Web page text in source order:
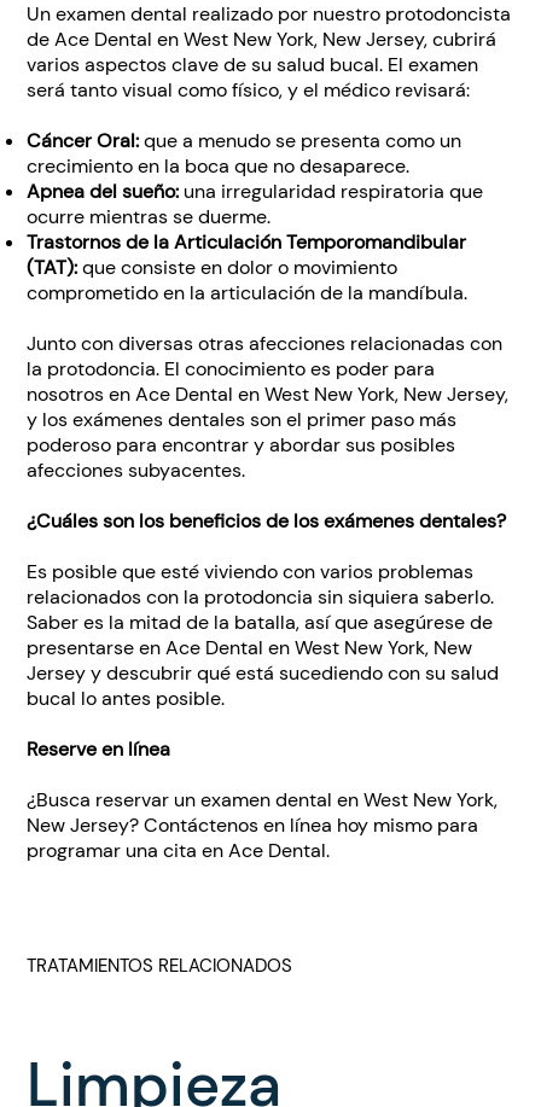
Un examen dental realizado por nuestro protodoncista
de Ace Dental en West New York, New Jersey, cubrirá
varios aspectos clave de su salud bucal. El examen
será tanto visual como físico, y el médico revisará:
Cáncer Oral:que a menudo se presenta como un
crecimiento en la boca que no desaparece.
Apnea del sueño: una irregularidad respiratoria que
ocurre mientras se duerme.
Trastornos de la Articulación Temporomandibular
(TAT):que consiste en dolor o movimiento
comprometido en la articulación de la mandíbula.
Junto con diversas otras afecciones relacionadas con
la protodoncia. El conocimiento es poder para
nosotros en Ace Dental en West New York, New Jersey,
y los exámenes dentales son el primer paso más
poderoso para encontrar y abordar sus posibles
afecciones subyacentes.
¿Cuáles son los beneficios de los exámenes dentales?
Es posible que esté viviendo con varios problemas
relacionados con la protodoncia sin siquiera saberlo.
Saber es la mitad de la batalla, así que asegúrese de
presentarse en Ace Dental en West New York, New
Jersey y descubrir qué está sucediendo con su salud
bucal lo antes posible.
Reserve en línea
¿Busca reservar un examen dental en West New York,
New Jersey? Contáctenos en línea hoy mismo para
programar una cita en Ace Dental.
TRATAMIENTOS RELACIONADOS
Limpieza